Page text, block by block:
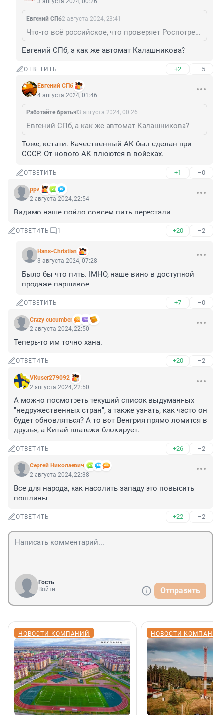
3 августа 2024, 00:26
Евгений СПб2 августа 2024, 23:41
Что-то всё российское, что проверяет Роспотребнадзор - всё некачественное. Россия не умеет делать что-то качественно.
Евгений СПб, а как же автомат Калашникова?
ОТВЕТИТЬ +2 –5
Евгений СПб
4 августа 2024, 01:46
Работайте братья!3 августа 2024, 00:26
Евгений СПб, а как же автомат Калашникова?
Тоже, кстати. Качественный АК был сделан при
СССР. От нового АК плюются в войсках.
ОТВЕТИТЬ +1 –0
ppv
2 августа 2024, 22:54
Видимо наше пойло совсем пить перестали
ОТВЕТИТЬ 1 +20 –2
Hans-Christian
3 августа 2024, 07:28
Было бы что пить. IMHO, наше вино в доступной
продаже паршивое.
ОТВЕТИТЬ +7 –0
Crazy cucumber
2 августа 2024, 22:50
Теперь-то им точно хана.
ОТВЕТИТЬ +20 –2
VKuser279092
2 августа 2024, 22:50
А можно посмотреть текущий список выдуманных
"недружественных стран", а также узнать, как часто он
будет обновляться? А то вот Венгрия прямо ломится в
друзья, а Китай платежи блокирует.
ОТВЕТИТЬ +26 –2
Cepгeй Николаевич
2 августа 2024, 22:38
Все для народа, как насолить западу это повысить
пошлины.
ОТВЕТИТЬ +22 –2
Гость
Войти
Отправить
НОВОСТИ КОМПАНИЙ НОВОСТИ